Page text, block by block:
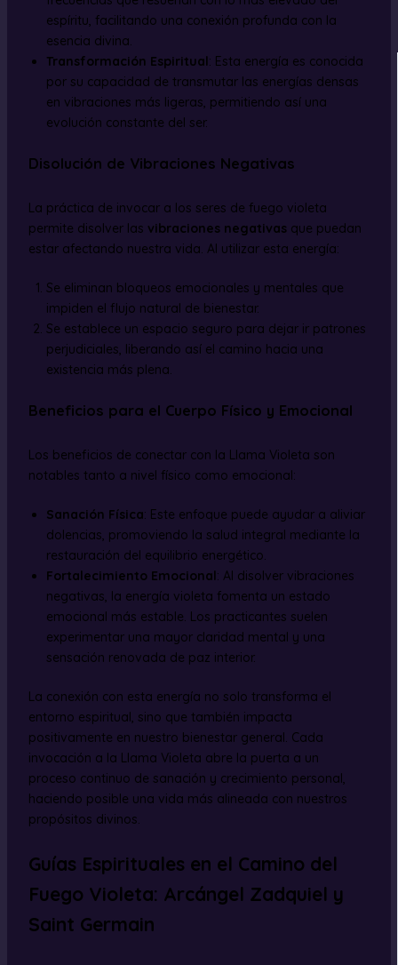
espíritu, facilitando una conexión profunda con la
esencia divina.
Transformación Espiritual : Esta energía es conocida
por su capacidad de transmutar las energías densas
en vibraciones más ligeras, permitiendo así una
evolución constante del ser.
Disolución de Vibraciones Negativas
La práctica de invocar a los seres de fuego violeta
permite disolver las vibraciones negativasque puedan
estar afectando nuestra vida. Al utilizar esta energía:
Se eliminan bloqueos emocionales y mentales que
impiden el flujo natural de bienestar.
Se establece un espacio seguro para dejar ir patrones
perjudiciales, liberando así el camino hacia una
existencia más plena.
Beneficios para el Cuerpo Físico y Emocional
Los beneficios de conectar con la Llama Violeta son
notables tanto a nivel físico como emocional:
Sanación Física: Este enfoque puede ayudar a aliviar
dolencias, promoviendo la salud integral mediante la
restauración del equilibrio energético.
Fortalecimiento Emocional: Al disolver vibraciones
negativas, la energía violeta fomenta un estado
emocional más estable. Los practicantes suelen
experimentar una mayor claridad mental y una
sensación renovada de paz interior.
La conexión con esta energía no solo transforma el
entorno espiritual, sino que también impacta
positivamente en nuestro bienestar general. Cada
invocación a la Llama Violeta abre la puerta a un
proceso continuo de sanación y crecimiento personal,
haciendo posible una vida más alineada con nuestros
propósitos divinos.
Guías Espirituales en el Camino del
Fuego Violeta: Arcángel Zadquiel y
Saint Germain